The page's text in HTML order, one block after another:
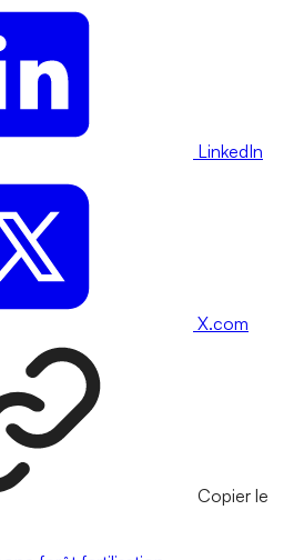
LinkedIn
X.com
Copier le